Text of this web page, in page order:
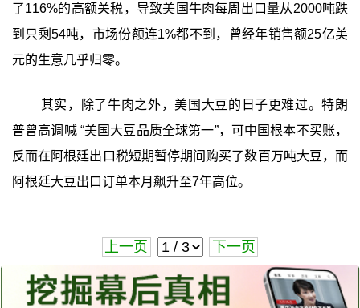
了116%的高额关税，导致美国牛肉每周出口量从2000吨跌
到只剩54吨，市场份额连1%都不到，曾经年销售额25亿美
元的生意几乎归零。
其实，除了牛肉之外，美国大豆的日子更难过。特朗
普曾高调喊 “美国大豆品质全球第一”，可中国根本不买账，
反而在阿根廷出口税短期暂停期间购买了数百万吨大豆，而
阿根廷大豆出口订单本月飙升至7年高位。
上一页 下一页